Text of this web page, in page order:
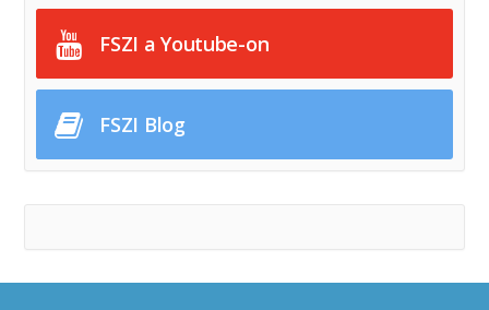
FSZI a Youtube-on
FSZI Blog